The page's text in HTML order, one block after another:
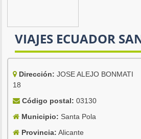
VIAJES ECUADOR
Dirección: JOSE ALEJO BONMATI
18
Código postal: 03130
Municipio: Santa Pola
Provincia: Alicante